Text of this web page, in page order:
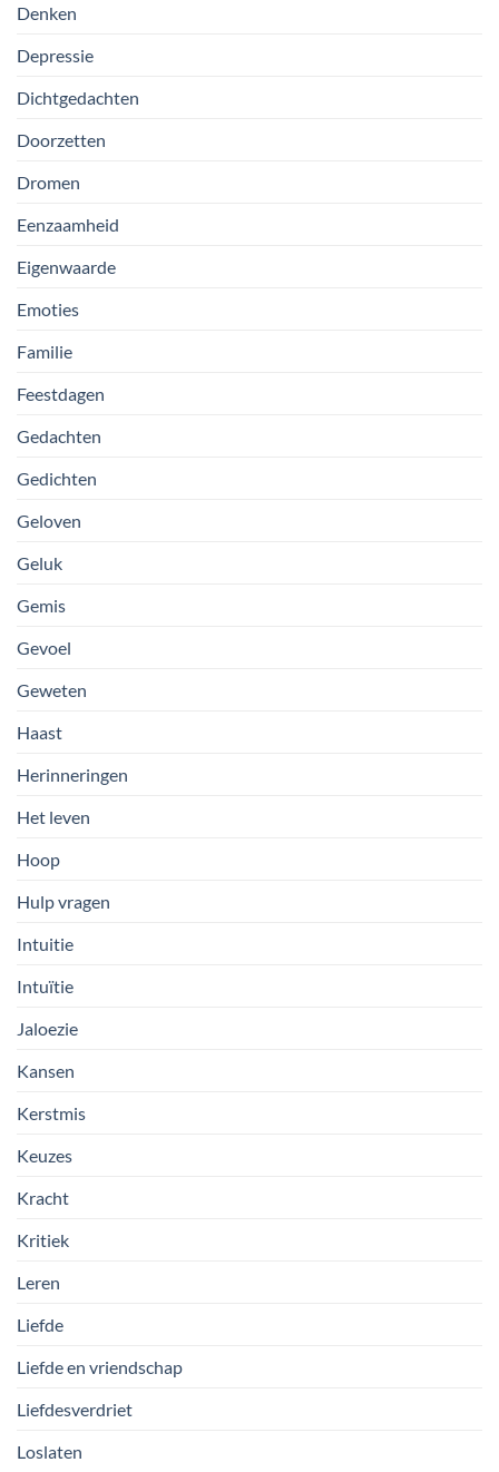
Denken
Depressie
Dichtgedachten
Doorzetten
Dromen
Eenzaamheid
Eigenwaarde
Emoties
Familie
Feestdagen
Gedachten
Gedichten
Geloven
Geluk
Gemis
Gevoel
Geweten
Haast
Herinneringen
Het leven
Hoop
Hulp vragen
Intuitie
Intuïtie
Jaloezie
Kansen
Kerstmis
Keuzes
Kracht
Kritiek
Leren
Liefde
Liefde en vriendschap
Liefdesverdriet
Loslaten